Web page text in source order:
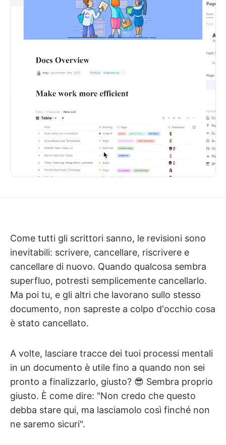
Come tutti gli scrittori sanno, le revisioni sono
inevitabili: scrivere, cancellare, riscrivere e
cancellare di nuovo. Quando qualcosa sembra
superfluo, potresti semplicemente cancellarlo.
Ma poi tu, e gli altri che lavorano sullo stesso
documento, non sapreste a colpo d'occhio cosa
è stato cancellato.
A volte, lasciare tracce dei tuoi processi mentali
in un documento è utile fino a quando non sei
pronto a finalizzarlo, giusto? 😎 Sembra proprio
giusto. È come dire: "Non credo che questo
debba stare qui, ma lasciamolo così finché non
ne saremo sicuri".